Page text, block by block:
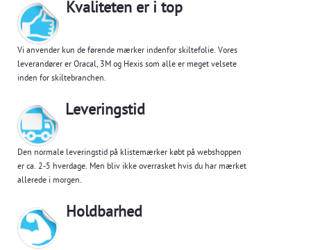
Kvaliteten er i top
Vi anvender kun de førende mærker indenfor skiltefolie. Vores
leverandører er Oracal, 3M og Hexis som alle er meget velsete
inden for skiltebranchen.
Leveringstid
Den normale leveringstid på klistemærker købt på webshoppen
er ca. 2-5 hverdage. Men bliv ikke overrasket hvis du har mærket
allerede i morgen.
Holdbarhed